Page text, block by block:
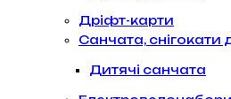
Дріфт-карти
Санчата, снігокати
Дитячі санчата